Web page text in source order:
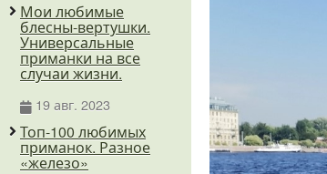
Мои любимые
блесны-вертушки.
Универсальные
приманки на все
случаи жизни.
19 авг. 2023
Топ-100 любимых
приманок. Разное
«железо»